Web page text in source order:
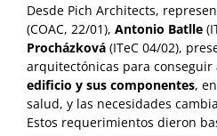
Desde Pich Architects,
(COAC, 22/01), Antonio Batlle
Procházková (ITeC 04/02),
arquitectónicas para conseguir
edificio y sus componentes,
salud, y las necesidades
Estos requerimientos dieron